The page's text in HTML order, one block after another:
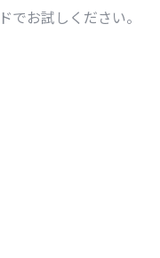
でお試しください。